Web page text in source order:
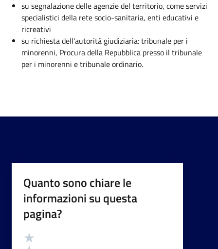
su segnalazione delle agenzie del territorio, come servizi
specialistici della rete socio-sanitaria, enti educativi e
ricreativi
su richiesta dell'autorità giudiziaria: tribunale per i
minorenni, Procura della Repubblica presso il tribunale
per i minorenni e tribunale ordinario.
Quanto sono chiare le
informazioni su questa
pagina?
Valutazione